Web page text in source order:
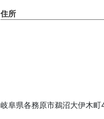
住所
岐阜県各務原市鵜沼大伊木